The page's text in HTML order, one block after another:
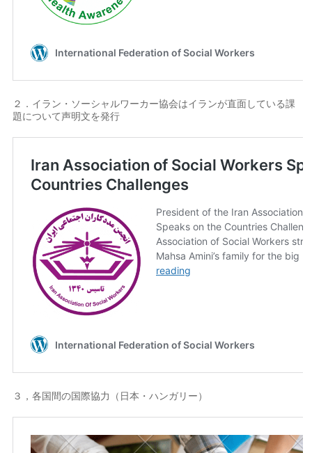
２．イラン・ソーシャルワーカー協会はイランが直面している課
題について声明文を発行
３，各国間の国際協力（日本・ハンガリー）